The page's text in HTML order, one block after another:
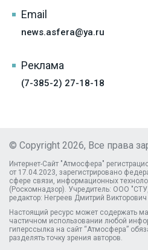
Email
news.asfera@ya.ru
Реклама
(7-385-2) 27-18-18
© Copyright 2026, Все права
Интернет-Сайт "Атмосфера"
от 17.04.2023, зарегистрировано
сфере связи, информационных
(Роскомнадзор). Учредитель: ООО
редактор: Негреев Дмитрий Викторович
Настоящий ресурс может содержать
частичном использовании любой
гиперссылка на сайт “Атмосфера”
разделять точку зрения авторов.